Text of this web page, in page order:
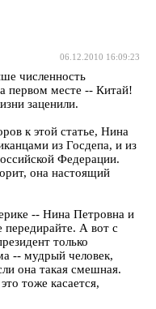
06.12.2010 16:09:23
численность
первом месте -- Китай!
заценили.
к этой статье, Нина
из Госдепа, и из
Федерации.
она настоящий
-- Нина Петровна и
передирайте. А вот с
только
-- мудрый человек,
она такая смешная.
тоже касается,